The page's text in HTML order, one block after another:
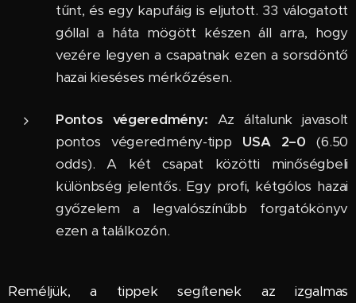
tűnt, és egy kapufáig is eljutott. 33 válogatott
góllal a háta mögött készen áll arra, hogy
vezére legyen a csapatnak ezen a sorsdöntő
hazai kieséses mérkőzésen.
Pontos végeredmény: Az általunk javasolt
pontos végeredmény-tipp USA 2–0 (6.50
odds). A két csapat közötti minőségbeli
különbség jelentős. Egy profi, kétgólos hazai
győzelem a legvalószínűbb forgatókönyv
ezen a találkozón.
Reméljük, a tippek segítenek az izgalmas